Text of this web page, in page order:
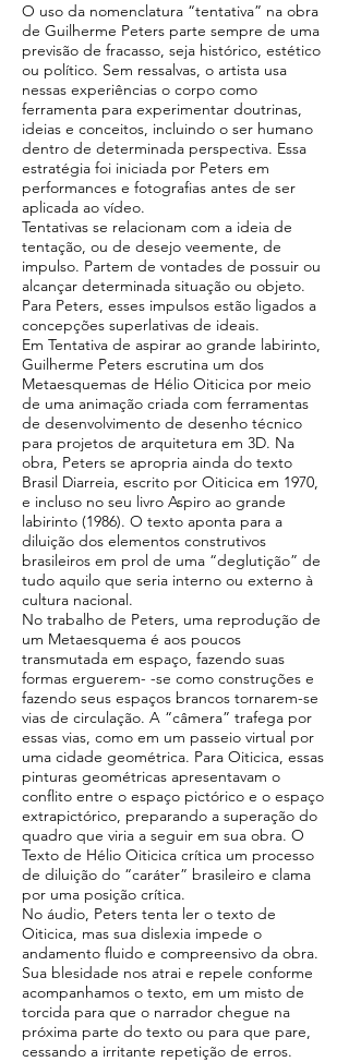
O uso da nomenclatura “tentativa” na obra
de Guilherme Peters parte sempre de uma
previsão de fracasso, seja histórico, estético
ou político. Sem ressalvas, o artista usa
nessas experiências o corpo como
ferramenta para experimentar doutrinas,
ideias e conceitos, incluindo o ser humano
dentro de determinada perspectiva. Essa
estratégia foi iniciada por Peters em
performances e fotografias antes de ser
aplicada ao vídeo.
Tentativas se relacionam com a ideia de
tentação, ou de desejo veemente, de
impulso. Partem de vontades de possuir ou
alcançar determinada situação ou objeto.
Para Peters, esses impulsos estão ligados a
concepções superlativas de ideais.
Em Tentativa de aspirar ao grande labirinto,
Guilherme Peters escrutina um dos
Metaesquemas de Hélio Oiticica por meio
de uma animação criada com ferramentas
de desenvolvimento de desenho técnico
para projetos de arquitetura em 3D. Na
obra, Peters se apropria ainda do texto
Brasil Diarreia, escrito por Oiticica em 1970,
e incluso no seu livro Aspiro ao grande
labirinto (1986). O texto aponta para a
diluição dos elementos construtivos
brasileiros em prol de uma “deglutição” de
tudo aquilo que seria interno ou externo à
cultura nacional.
No trabalho de Peters, uma reprodução de
um Metaesquema é aos poucos
transmutada em espaço, fazendo suas
formas erguerem- -se como construções e
fazendo seus espaços brancos tornarem-se
vias de circulação. A “câmera” trafega por
essas vias, como em um passeio virtual por
uma cidade geométrica. Para Oiticica, essas
pinturas geométricas apresentavam o
conflito entre o espaço pictórico e o espaço
extrapictórico, preparando a superação do
quadro que viria a seguir em sua obra. O
Texto de Hélio Oiticica crítica um processo
de diluição do “caráter” brasileiro e clama
por uma posição crítica.
No áudio, Peters tenta ler o texto de
Oiticica, mas sua dislexia impede o
andamento fluido e compreensivo da obra.
Sua blesidade nos atrai e repele conforme
acompanhamos o texto, em um misto de
torcida para que o narrador chegue na
próxima parte do texto ou para que pare,
cessando a irritante repetição de erros.